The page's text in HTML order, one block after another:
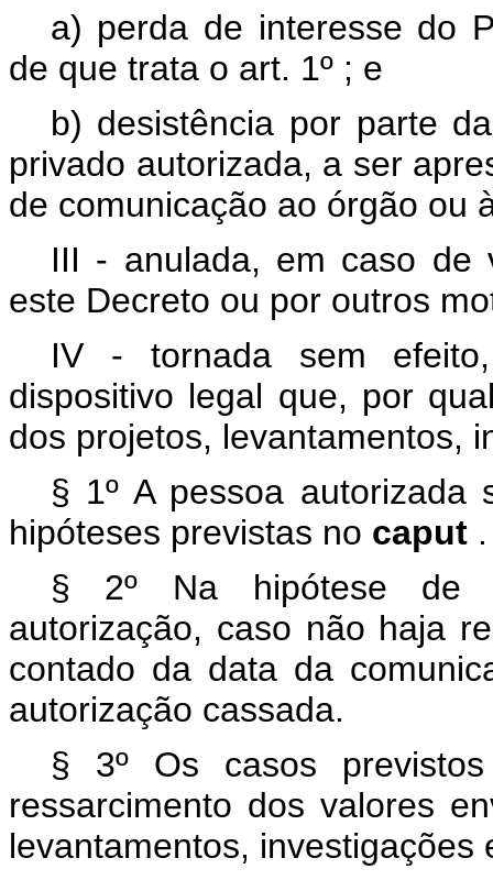
a) perda de interesse do
de que trata o art. 1º ; e
b) desistência por parte
privado autorizada, a ser
de comunicação ao órgão ou
III - anulada, em caso de
este Decreto ou por outros
IV - tornada sem
dispositivo legal que, por
dos projetos, levantamentos,
§ 1º A pessoa autorizada
hipóteses previstas no caput .
§ 2º Na hipótese de
autorização, caso não haja
contado da data da
autorização cassada.
§ 3º Os casos
ressarcimento dos valores
levantamentos, investigações